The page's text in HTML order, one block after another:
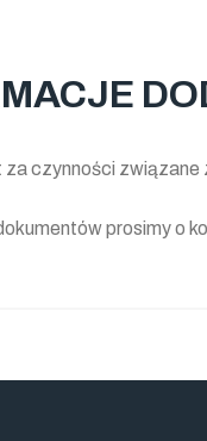
czynności
prosimy o